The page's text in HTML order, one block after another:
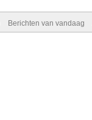
Berichten van vandaag